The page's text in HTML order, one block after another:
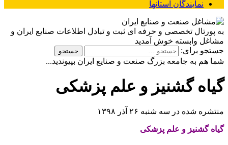
نمایندگان استانها
به پورتال تخصصی و حرفه ای ثبت و تبادل اطلاعات صنایع ایران و
مشاغل وابسته خوش آمدید
جستجو برای:
شما هم به جامعه بزرگ صنعت و صنایع ایران بپیوندید...
گیاه گشنیز و علم پزشکی
منتشره شده در سه شنبه ۲۶ آذر ۱۳۹۸
گیاه گشنیز و علم پزشکی